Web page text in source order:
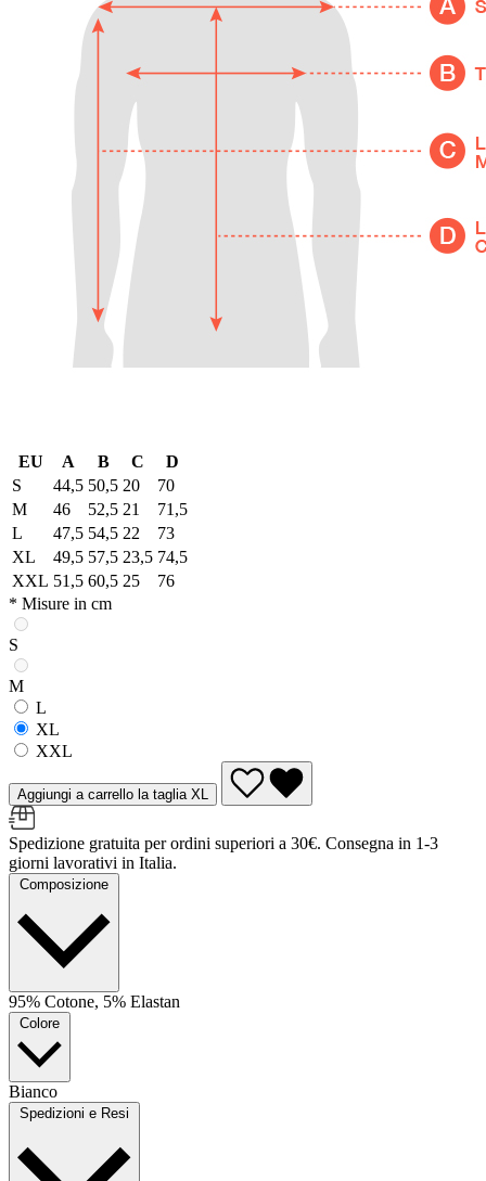
EU A B C
D
S
44,5 50,5 20
70
M
46 52,5 21
71,5
L
47,5 54,5 22
73
XL
49,5 57,5 23,5 74,5
XXL 51,5 60,5 25
76
* Misure in cm
S
M
L
XL
XXL
Aggiungi a carrello la taglia XL
Spedizione gratuita per ordini superiori a 30€. Consegna in 1-3
giorni lavorativi in Italia.
Composizione
95% Cotone, 5% Elastan
Colore
Bianco
Spedizioni e Resi